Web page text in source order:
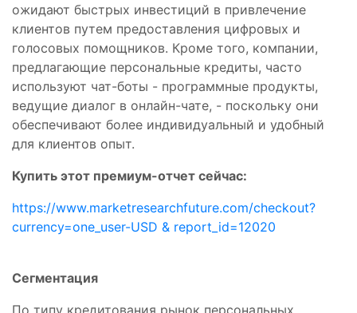
ожидают быстрых инвестиций в привлечение
клиентов путем предоставления цифровых и
голосовых помощников. Кроме того, компании,
предлагающие персональные кредиты, часто
используют чат-боты - программные продукты,
ведущие диалог в онлайн-чате, - поскольку они
обеспечивают более индивидуальный и удобный
для клиентов опыт.
Купить этот премиум-отчет сейчас:
https://www.marketresearchfuture.com/checkout?
currency=one_user-USD & report_id=12020
Сегментация
По типу кредитования рынок персональных